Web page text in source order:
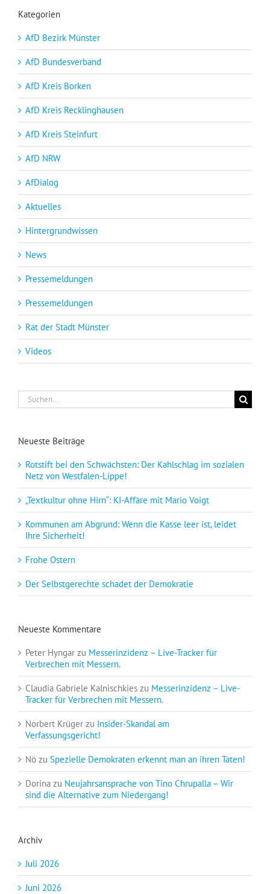
Kategorien
AfD Bezirk Münster
AfD Bundesverband
AfD Kreis Borken
AfD Kreis Recklinghausen
AfD Kreis Steinfurt
AfD NRW
AfDialog
Aktuelles
Hintergrundwissen
News
Pressemeldungen
Pressemeldungen
Rat der Stadt Münster
Videos
Suche
nach:
Neueste Beiträge
Rotstift bei den Schwächsten: Der Kahlschlag im sozialen
Netz von Westfalen-Lippe!
„Textkultur ohne Hirn“: KI-Affäre mit Mario Voigt
Kommunen am Abgrund: Wenn die Kasse leer ist, leidet
Ihre Sicherheit!
Frohe Ostern
Der Selbstgerechte schadet der Demokratie
Neueste Kommentare
Peter Hyngar zu Messerinzidenz – Live-Tracker für
Verbrechen mit Messern.
Claudia Gabriele Kalnischkies zu Messerinzidenz – Live-
Tracker für Verbrechen mit Messern.
Norbert Krüger zu Insider-Skandal am
Verfassungsgericht!
Nö zu Spezielle Demokraten erkennt man an ihren Taten!
Dorina zu Neujahrsansprache von Tino Chrupalla – Wir
sind die Alternative zum Niedergang!
Archiv
Juli 2026
Juni 2026